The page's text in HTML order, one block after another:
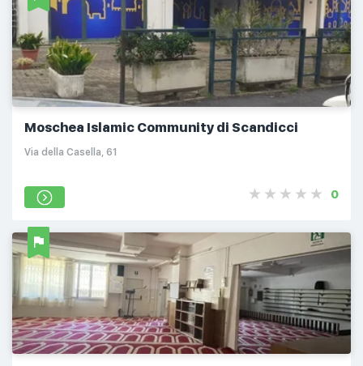
Moschea Islamic Community di Scandicci
Via della Casella, 61
0